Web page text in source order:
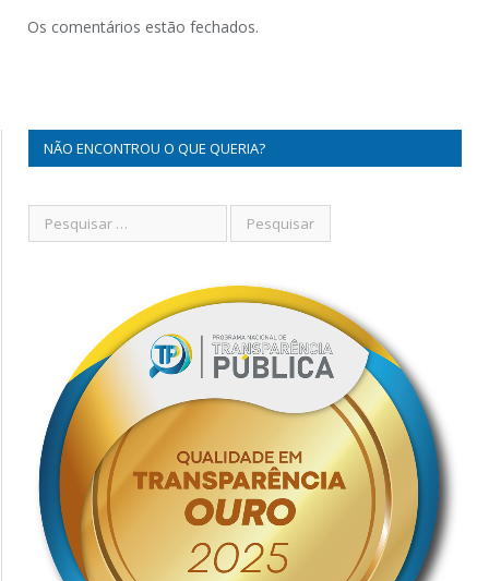
Os comentários estão fechados.
NÃO ENCONTROU O QUE QUERIA?